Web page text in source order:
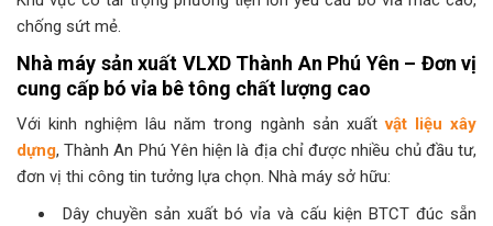
chống sứt mẻ.
Nhà máy sản xuất VLXD Thành An Phú Yên – Đơn vị
cung cấp bó vỉa bê tông chất lượng cao
Với kinh nghiệm lâu năm trong ngành sản xuấtvật liệu xây
dựng, Thành An Phú Yên hiện là địa chỉ được nhiều chủ đầu tư,
đơn vị thi công tin tưởng lựa chọn. Nhà máy sở hữu:
Dây chuyền sản xuất bó vỉa và cấu kiện BTCT đúc sẵn